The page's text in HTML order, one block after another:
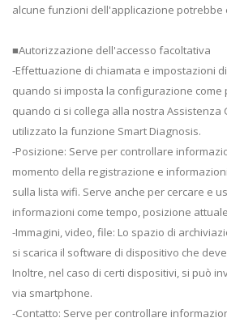
alcune funzioni dell'applicazione potrebbe
■Autorizzazione dell'accesso facoltativa
-Effettuazione di chiamata e impostazioni
quando si imposta la configurazione come
quando ci si collega alla nostra Assistenza
utilizzato la funzione Smart Diagnosis.
-Posizione: Serve per controllare
momento della registrazione e
sulla lista wifi. Serve anche per cercare e
informazioni come tempo, posizione
-Immagini, video, file: Lo spazio di
si scarica il software di dispositivo che
Inoltre, nel caso di certi dispositivi, si può
via smartphone.
-Contatto: Serve per controllare